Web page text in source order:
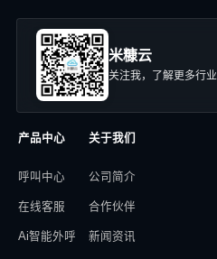
米糠云
关注我，了解更多行
产品中心
呼叫中心
在线客服
Ai智能外呼
关于我们
公司简介
合作伙伴
新闻资讯